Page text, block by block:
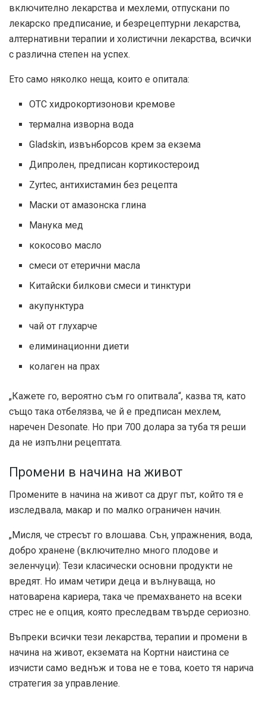
включително лекарства и мехлеми, отпускани по
лекарско предписание, и безрецептурни лекарства,
алтернативни терапии и холистични лекарства, всички
с различна степен на успех.
Ето само няколко неща, които е опитала:
OTC хидрокортизонови кремове
термална изворна вода
Gladskin, извънборсов крем за екзема
Дипролен, предписан кортикостероид
Zyrtec, антихистамин без рецепта
Маски от амазонска глина
Манука мед
кокосово масло
смеси от етерични масла
Китайски билкови смеси и тинктури
акупунктура
чай от глухарче
елиминационни диети
колаген на прах
„Кажете го, вероятно съм го опитвала“, казва тя, като
също така отбелязва, че й е предписан мехлем,
наречен Desonate. Но при 700 долара за туба тя реши
да не изпълни рецептата.
Промени в начина на живот
Промените в начина на живот са друг път, който тя е
изследвала, макар и по малко ограничен начин.
„Мисля, че стресът го влошава. Сън, упражнения, вода,
добро хранене (включително много плодове и
зеленчуци): Тези класически основни продукти не
вредят. Но имам четири деца и вълнуваща, но
натоварена кариера, така че премахването на всеки
стрес не е опция, която преследвам твърде сериозно.
Въпреки всички тези лекарства, терапии и промени в
начина на живот, екземата на Кортни наистина се
изчисти само веднъж и това не е това, което тя нарича
стратегия за управление.